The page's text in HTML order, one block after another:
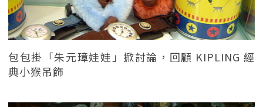
包包掛「朱元璋娃娃」掀討論，回顧 KIPLING 經
典小猴吊飾